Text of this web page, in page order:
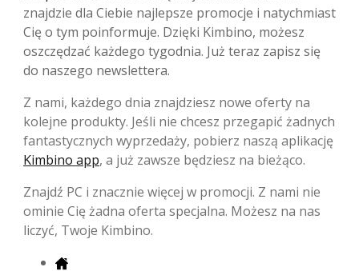
znajdzie dla Ciebie najlepsze promocje i natychmiast
Cię o tym poinformuje. Dzięki Kimbino, możesz
oszczędzać każdego tygodnia. Już teraz zapisz się
do naszego newslettera.
Z nami, każdego dnia znajdziesz nowe oferty na
kolejne produkty. Jeśli nie chcesz przegapić żadnych
fantastycznych wyprzedaży, pobierz naszą aplikację
Kimbino app, a już zawsze będziesz na bieżąco.
Znajdź PC i znacznie więcej w promocji. Z nami nie
ominie Cię żadna oferta specjalna. Możesz na nas
liczyć, Twoje Kimbino.